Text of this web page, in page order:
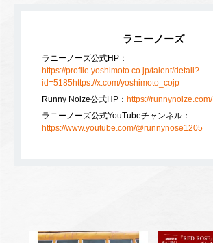
ラニーノーズ
ラニーノーズ公式HP：
https://profile.yoshimoto.co.jp/talent/detail?
id=5185https://x.com/yoshimoto_cojp
Runny Noize公式HP： https://runnynoize.com/
ラニーノーズ公式YouTubeチャンネル：
https://www.youtube.com/@runnynose1205